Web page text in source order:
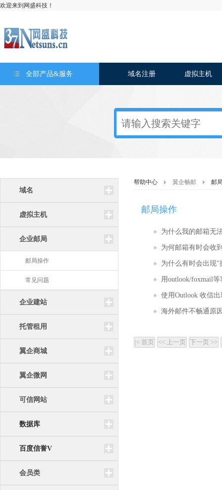
欢迎来到网盛科技！
全部产品&服务 域名注册 虚拟主机
域名
虚拟主机
企业邮局
邮局操作
常见问题
企业建站
托管租用
翼企商城
翼企微网
可信网站
数据库
百度信誉V
会员类
帮助中心 翼企畅邮 邮
邮局操作
为什么我的邮箱无
为何邮箱有时会收
为什么有时会出现
用outlook/foxmail
使用Outlook 收信
海外邮件不畅通原